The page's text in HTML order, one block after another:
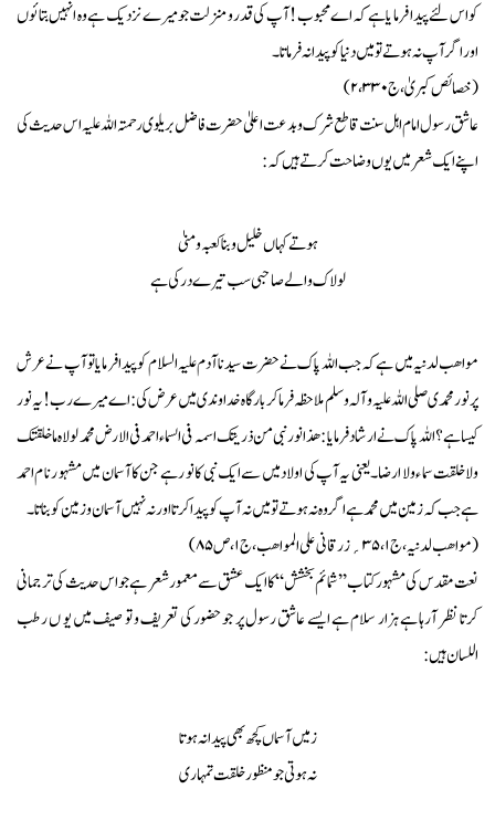
کو اس لئے پیدا فر ما یا ہے کہ اے محبوب ! آپ کی قدرو منزلت جو میرے نز دیک ہے وہ انہیں بتا ئو ں
اور اگر آ پ نہ ہو تے تو میں دنیا کو پیدا نہ فر ما تا ۔
(خصائص کبریٰ ،ج۲،۳۳۰)
عاشق رسول امام اہل سنت قاطع شر ک و بد عت اعلیٰ حضرت فا ضل بر یلوی ر حمتہ اللہ علیہ اس حدیث کی
اپنے ایک شعر میں یو ں وضا حت کر تے ہیں کہ :
ہو تے کہاں خلیل و بنا کعبہ و منیٰ
لو لاک والے صاحبی سب تیرے در کی ہے
مواھب لدنیہ میں ہے کہ جب اللہ پا ک نے حضرت سید نا آدم علیہ السلام کو پید ا فر ما یا تو آپ نے عر ش
پر نو ر محمدی صلی اللہ علیہ وآلہ وسلم ملا حظہ فر ما کر با رگا ہ خداوندی میں عر ض کی :اے میرے رب ! یہ نو ر
کیسا ہے ؟اللہ پا ک نے ارشاد فر ما یا :ھذا نور نبی من ذریتک اسمہ فی السماء احمد فی الارض محمد لولاہ ما خلقتک
ولاخلقت سما ء ولا ارضا ۔یعنی یہ آپ کی اولاد میں سے ایک نبی کا نو ر ہے جن کا آسمان میں مشہو ر نا م احمد
ہے جب کہ زمین میں محمد ہے اگر وہ نہ ہوتے تو میں نہ آپ کو پیدا کر تا اور نہ نہیں آسمان و زمین کو بنا تا ۔
(مواھب لدنیہ ، ج۱، ۳۵؍ زرقانی علی المواھب ، ج ۱ ، ص ۸۵)
نعت مقدس کی مشہور کتاب ’’شما ئم بخشش ‘‘کا ایک عشق سے معمور شعر ہے جو اس حدیث کی ترجمانی
کرتا نظر آرہا ہے ہزار سلام ہے ایسے عاشق رسول پر جو حضور کی تعریف و تو صیف میں یو ں رطب
اللسان ہیں :
زمیں آسماں کچھ بھی پیدا نہ ہو تا
نہ ہو تی جو منظور خلقت تمہا ری